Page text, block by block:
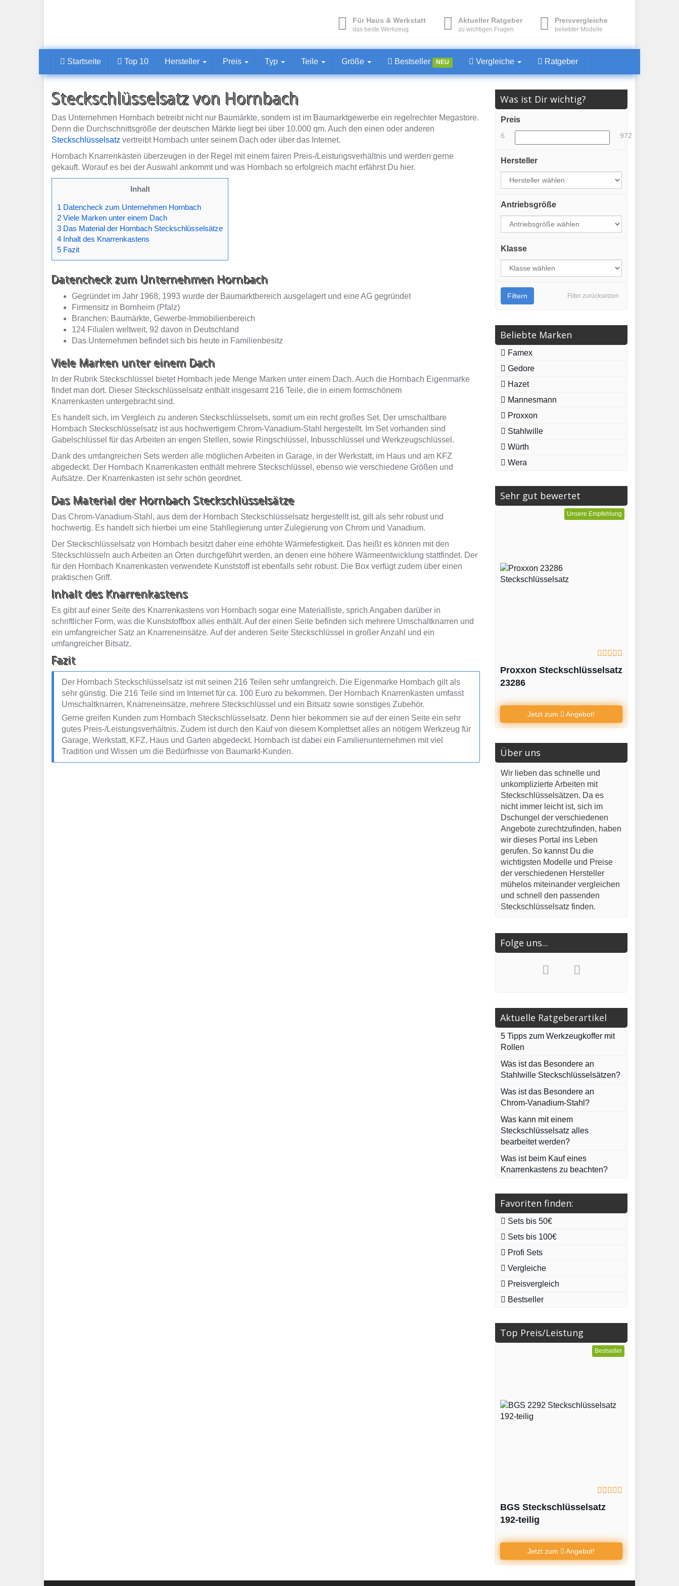
Für Haus & Werkstatt
das beste Werkzeug
Aktueller Ratgeber
zu wichtigen Fragen
Preisvergleiche
beliebter Modelle
Startseite Top 10 Hersteller Preis Typ Teile Größe Bestseller NEU Vergleiche Ratgeber
Steckschlüsselsatz von Hornbach
Das Unternehmen Hornbach betreibt nicht nur Baumärkte, sondern ist im Baumarktgewerbe ein regelrechter Megastore.
Denn die Durchschnittsgröße der deutschen Märkte liegt bei über 10.000 qm. Auch den einen oder anderen
Steckschlüsselsatz vertreibt Hornbach unter seinem Dach oder über das Internet.
Hornbach Knarrenkästen überzeugen in der Regel mit einem fairen Preis-/Leistungsverhältnis und werden gerne
gekauft. Worauf es bei der Auswahl ankommt und was Hornbach so erfolgreich macht erfährst Du hier.
Inhalt
1 Datencheck zum Unternehmen Hornbach
2 Viele Marken unter einem Dach
3 Das Material der Hornbach Steckschlüsselsätze
4 Inhalt des Knarrenkastens
5 Fazit
Datencheck zum Unternehmen Hornbach
Gegründet im Jahr 1968, 1993 wurde der Baumarktbereich ausgelagert und eine AG gegründet
Firmensitz in Bornheim (Pfalz)
Branchen: Baumärkte, Gewerbe-Immobilienbereich
124 Filialen weltweit, 92 davon in Deutschland
Das Unternehmen befindet sich bis heute in Familienbesitz
Viele Marken unter einem Dach
In der Rubrik Steckschlüssel bietet Hornbach jede Menge Marken unter einem Dach. Auch die Hornbach Eigenmarke
findet man dort. Dieser Steckschlüsselsatz enthält insgesamt 216 Teile, die in einem formschönem
Knarrenkasten untergebracht sind.
Es handelt sich, im Vergleich zu anderen Steckschlüsselsets, somit um ein recht großes Set. Der umschaltbare
Hornbach Steckschlüsselsatz ist aus hochwertigem Chrom-Vanadium-Stahl hergestellt. Im Set vorhanden sind
Gabelschlüssel für das Arbeiten an engen Stellen, sowie Ringschlüssel, Inbusschlüssel und Werkzeugschlüssel.
Dank des umfangreichen Sets werden alle möglichen Arbeiten in Garage, in der Werkstatt, im Haus und am KFZ
abgedeckt. Der Hornbach Knarrenkasten enthält mehrere Steckschlüssel, ebenso wie verschiedene Größen und
Aufsätze. Der Knarrenkasten ist sehr schön geordnet.
Das Material der Hornbach Steckschlüsselsätze
Das Chrom-Vanadium-Stahl, aus dem der Hornbach Steckschlüsselsatz hergestellt ist, gilt als sehr robust und
hochwertig. Es handelt sich hierbei um eine Stahllegierung unter Zulegierung von Chrom und Vanadium.
Der Steckschlüsselsatz von Hornbach besitzt daher eine erhöhte Wärmefestigkeit. Das heißt es können mit den
Steckschlüsseln auch Arbeiten an Orten durchgeführt werden, an denen eine höhere Wärmeentwicklung stattfindet. Der
für den Hornbach Knarrenkasten verwendete Kunststoff ist ebenfalls sehr robust. Die Box verfügt zudem über einen
praktischen Griff.
Inhalt des Knarrenkastens
Es gibt auf einer Seite des Knarrenkastens von Hornbach sogar eine Materialliste, sprich Angaben darüber in
schriftlicher Form, was die Kunststoffbox alles enthält. Auf der einen Seite befinden sich mehrere Umschaltknarren und
ein umfangreicher Satz an Knarreneinsätze. Auf der anderen Seite Steckschlüssel in großer Anzahl und ein
umfangreicher Bitsatz.
Fazit
Der Hornbach Steckschlüsselsatz ist mit seinen 216 Teilen sehr umfangreich. Die Eigenmarke Hornbach gilt als
sehr günstig. Die 216 Teile sind im Internet für ca. 100 Euro zu bekommen. Der Hornbach Knarrenkasten umfasst
Umschaltknarren, Knarreneinsätze, mehrere Steckschlüssel und ein Bitsatz sowie sonstiges Zubehör.
Gerne greifen Kunden zum Hornbach Steckschlüsselsatz. Denn hier bekommen sie auf der einen Seite ein sehr
gutes Preis-/Leistungsverhältnis. Zudem ist durch den Kauf von diesem Komplettset alles an nötigem Werkzeug für
Garage, Werkstatt, KFZ, Haus und Garten abgedeckt. Hornbach ist dabei ein Familienunternehmen mit viel
Tradition und Wissen um die Bedürfnisse von Baumarkt-Kunden.
Was ist Dir wichtig?
Preis
6 972
Hersteller
Antriebsgröße
Klasse
Filter zurücksetzen
Filtern
Beliebte Marken
Famex
Gedore
Hazet
Mannesmann
Proxxon
Stahlwille
Würth
Wera
Sehr gut bewertet
Unsere Empfehlung
Proxxon Steckschlüsselsatz
23286
Jetzt zum Angebot!
Über uns
Wir lieben das schnelle und
unkomplizierte Arbeiten mit
Steckschlüsselsätzen. Da es
nicht immer leicht ist, sich im
Dschungel der verschiedenen
Angebote zurechtzufinden, haben
wir dieses Portal ins Leben
gerufen. So kannst Du die
wichtigsten Modelle und Preise
der verschiedenen Hersteller
mühelos miteinander vergleichen
und schnell den passenden
Steckschlüsselsatz finden.
Folge uns...
Aktuelle Ratgeberartikel
5 Tipps zum Werkzeugkoffer mit
Rollen
Was ist das Besondere an
Stahlwille Steckschlüsselsätzen?
Was ist das Besondere an
Chrom-Vanadium-Stahl?
Was kann mit einem
Steckschlüsselsatz alles
bearbeitet werden?
Was ist beim Kauf eines
Knarrenkastens zu beachten?
Favoriten finden:
Sets bis 50€
Sets bis 100€
Profi Sets
Vergleiche
Preisvergleich
Bestseller
Top Preis/Leistung
Bestseller
BGS Steckschlüsselsatz
192-teilig
Jetzt zum Angebot!